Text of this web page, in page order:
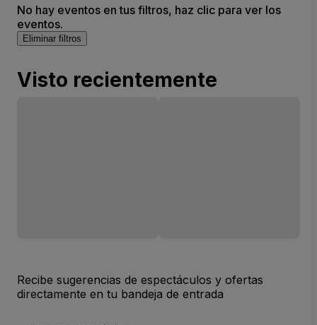
No hay eventos en tus filtros, haz clic para ver los
eventos.
Eliminar filtros
Visto recientemente
Recibe sugerencias de espectáculos y ofertas
directamente en tu bandeja de entrada